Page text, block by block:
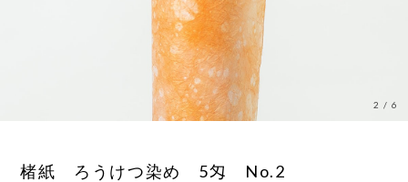
3 /6
楮紙 ろうけつ染め 5匁 No.2